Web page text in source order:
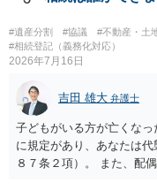
することはできますか。
ないということでしょうか
と拒否することはできます
#遺産分割 #協議 #不動産・土
#相続登記（義務化対応）
2026年7月16日
吉田 雄大 弁護士
子どもがいる方が亡くな
に規定があり、あなたは
８７条２項）。 また、配